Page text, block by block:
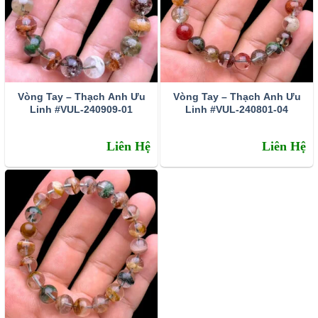
Các bạn nữ có thể trạng yếu hay ốm đau có thể đeo vòng thạch
anh ưu linh tăng sức đề kháng
– Không những thế, đá thạch anh rêu còn được coi là một
Vòng Tay – Thạch Anh Ưu
Linh #VUL-240909-01
Liên Hệ
Vòng Tay – Thạch Anh Ưu
Linh #VUL-240801-04
Liên Hệ